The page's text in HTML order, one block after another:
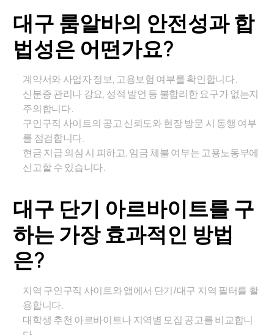
대구 룸알바의 안전성과 합
법성은 어떤가요?
계약서와 사업자 정보, 고용보험 여부를 확인합니다.
신분증 관리나 강요, 성적 발언 등 불합리한 요구가 없는지
주의합니다.
구인구직 사이트의 공고 신뢰도와 현장 방문 시 동행 여부
를 점검합니다.
현금 지급 의심 시 피하고, 임금 체불 여부는 고용노동부에
신고할 수 있습니다.
대구 단기 아르바이트를 구
하는 가장 효과적인 방법
은?
지역 구인구직 사이트와 앱에서 단기/대구 지역 필터를 활
용합니다.
대학생 추천 아르바이트나 지역별 모집 공고를 비교합니